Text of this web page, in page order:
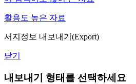
활용도 높은 자료
서지정보 내보내기(Export)
닫기
내보내기 형태를 선택하세요